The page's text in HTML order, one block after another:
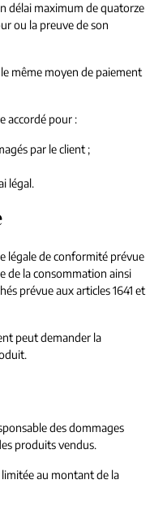
délai maximum de quatorze
ou la preuve de son
même moyen de paiement
accordé pour :
par le client ;
légal.
légale de conformité prévue
de la consommation ainsi
prévue aux articles 1641 et
peut demander la
des dommages
produits vendus.
au montant de la